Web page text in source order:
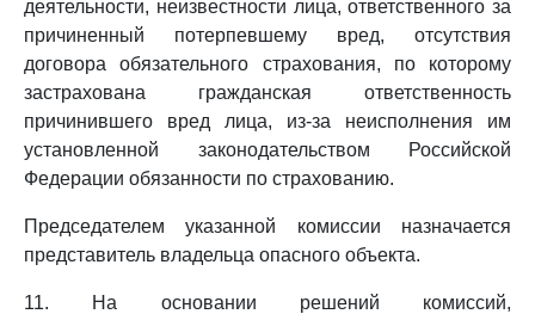
деятельности, неизвестности лица, ответственного за
причиненный потерпевшему вред, отсутствия
договора обязательного страхования, по которому
застрахована гражданская ответственность
причинившего вред лица, из-за неисполнения им
установленной законодательством Российской
Федерации обязанности по страхованию.
Председателем указанной комиссии назначается
представитель владельца опасного объекта.
11. На основании решений комиссий,